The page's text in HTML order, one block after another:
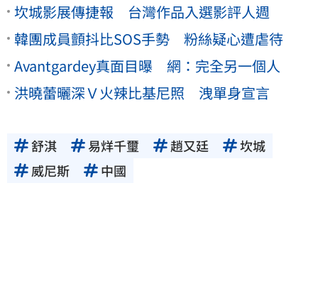
坎城影展傳捷報 台灣作品入選影評人週
韓團成員顫抖比SOS手勢 粉絲疑心遭虐待
Avantgardey真面目曝 網：完全另一個人
洪曉蕾曬深Ｖ火辣比基尼照 洩單身宣言
舒淇 易烊千璽 趙又廷
坎城
威尼斯
中國